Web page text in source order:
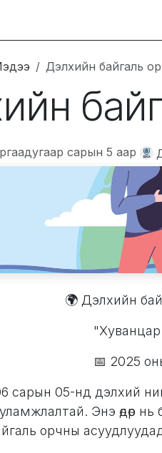
Дэлхийн байгаль
сарын 5 аар
​🌍 Дэлхийн
​​"Хуванцар
​📅 2025
сарын 05-нд дэлхий
Энэ өдөр
орчны